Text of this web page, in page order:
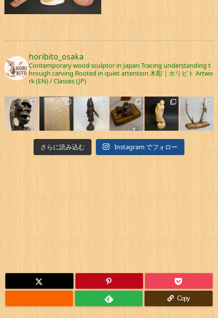
horibito_osaka
Contemporary wood sculptor in Japan Tracing understanding t
hrough carving Rooted in quiet attention 木彫｜ホリビト Artwo
rk (EN) / Classes (JP)
さらに読み込む Instagram でフォロー
Copy